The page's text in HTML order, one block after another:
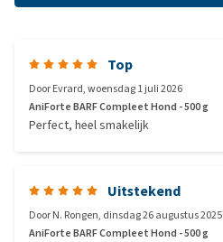
Top
DoorEvrard,woensdag 1 juli 2026
AniForte BARF Compleet Hond - 500 g
Perfect, heel smakelijk
Uitstekend
DoorN. Rongen, dinsdag 26 augustus 2025
AniForte BARF Compleet Hond - 500 g